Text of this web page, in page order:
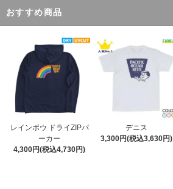
おすすめ商品
レインボウ ドライZIPパ
ーカー
4,300円(税込4,730円)
デニス
3,300円(税込3,630円)